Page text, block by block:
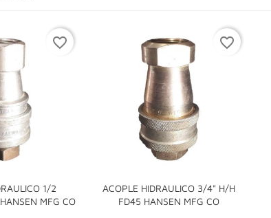
1/2
MFG CO
favorite_border
ACOPLE HIDRAULICO 3/4" H/H
FD45 HANSEN MFG CO

favorite_border